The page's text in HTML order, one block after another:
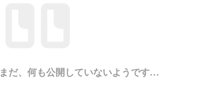
まだ、何も公開していないようです…